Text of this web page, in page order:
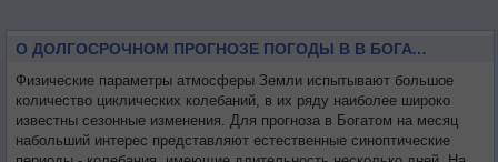
О ДОЛГОСРОЧНОМ ПРОГНОЗЕ ПОГОДЫ В В БОГАТОМ НА МЕСЯЦ
Физические параметры атмосферы Земли испытывают большое
количество циклических колебаний, в их ряду наиболее широко
известны сезонные изменения. Для прогноза в Богатом на месяц
набольший интерес представляют естественные синоптические